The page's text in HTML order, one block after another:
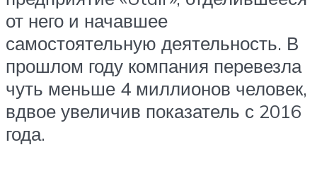
от него и начавшее
самостоятельную деятельность. В
прошлом году компания перевезла
чуть меньше 4 миллионов человек,
вдвое увеличив показатель с 2016
года.